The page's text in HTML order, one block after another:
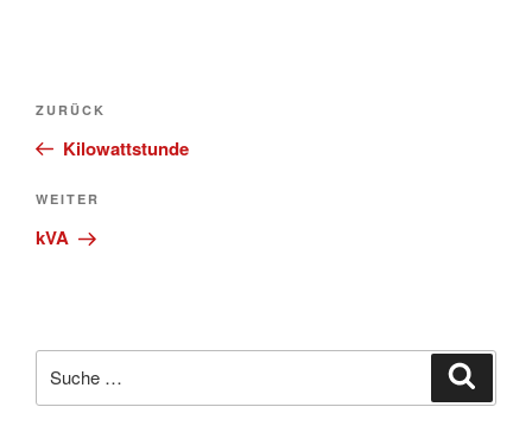
Beitragsnavigation
Vorheriger
Beitrag
ZURÜCK
Kilowattstunde
Nächster
Beitrag
WEITER
kVA
nach: